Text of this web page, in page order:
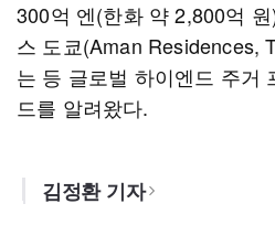
300억 엔(한화 약 2,800억
스 도쿄(Aman Residences,
는 등 글로벌 하이엔드 주거
드를 알려왔다.
김정환 기자